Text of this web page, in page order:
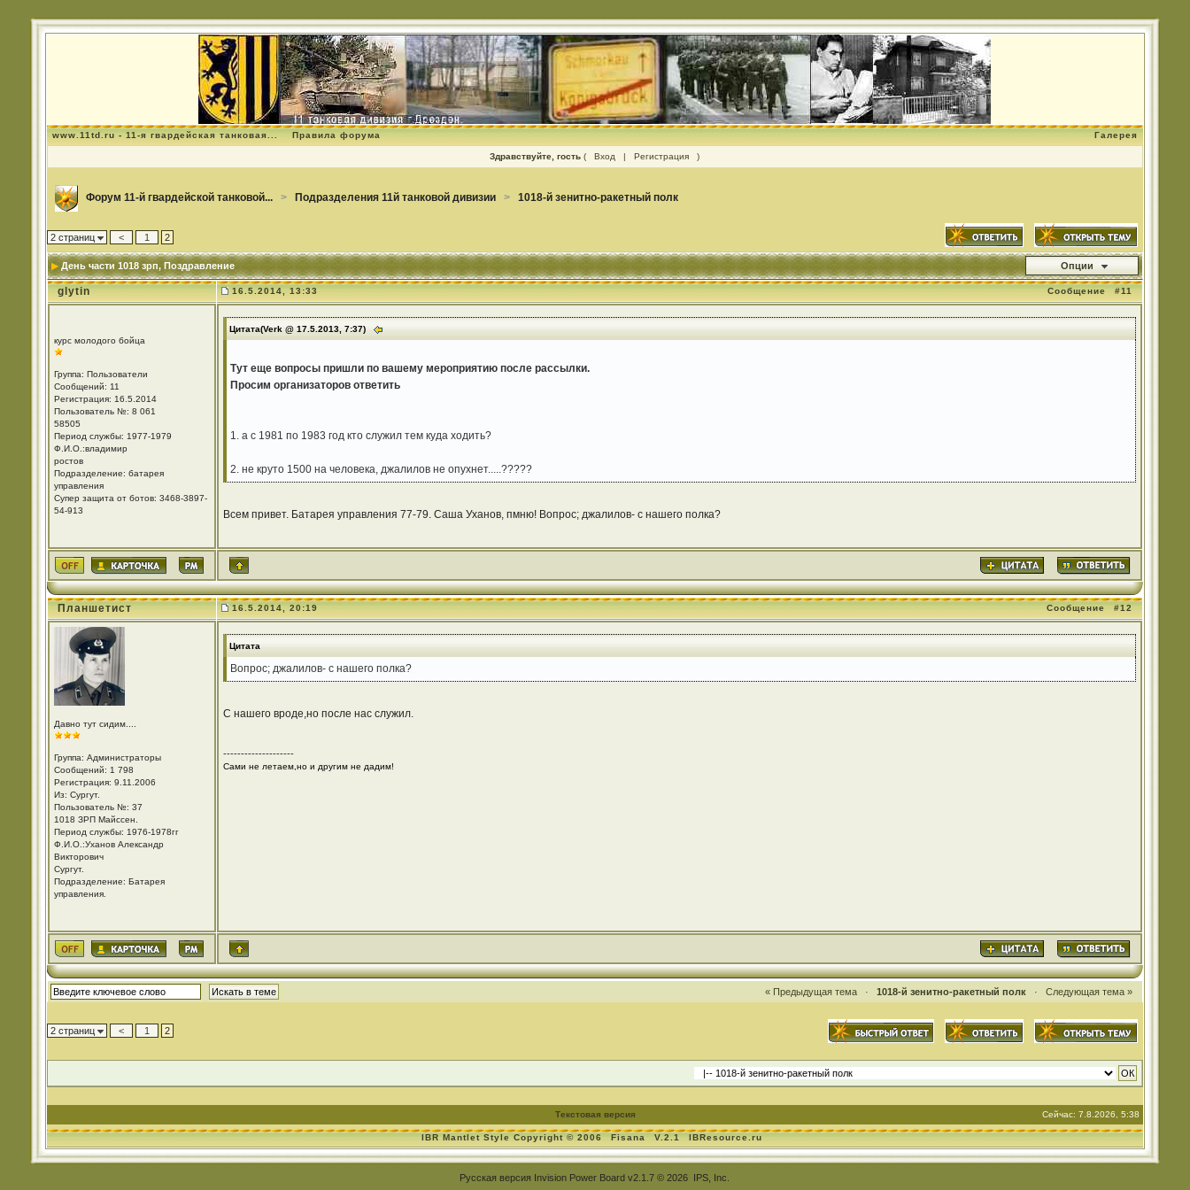
www.11td.ru - 11-я гвардейская танковая... Правила форума Галерея
Здравствуйте, гость ( Вход | Регистрация )
Форум 11-й гвардейской танковой... > Подразделения 11й танковой дивизии > 1018-й зенитно-ракетный полк
2 страниц < 1 2
День части 1018 зрп, Поздравление Опции
glytin 16.5.2014, 13:33 Сообщение #11
курс молодого бойца
Группа: Пользователи
Сообщений: 11
Регистрация: 16.5.2014
Пользователь №: 8 061
58505
Период службы: 1977-1979
Ф.И.О.:владимир
ростов
Подразделение: батарея
управления
Супер защита от ботов: 3468-3897-
54-913
Цитата(Verk @ 17.5.2013, 7:37)
Тут еще вопросы пришли по вашему мероприятию после рассылки.
Просим организаторов ответить
1. а с 1981 по 1983 год кто служил тем куда ходить?
2. не круто 1500 на человека, джалилов не опухнет.....?????
Всем привет. Батарея управления 77-79. Саша Уханов, пмню! Вопрос; джалилов- с нашего полка?
Планшетист 16.5.2014, 20:19 Сообщение #12
Давно тут сидим....
Группа: Администраторы
Сообщений: 1 798
Регистрация: 9.11.2006
Из: Cургут.
Пользователь №: 37
1018 ЗРП Майссен.
Период службы: 1976-1978гг
Ф.И.О.:Уханов Александр
Викторович
Cургут.
Подразделение: Батарея
управления.
Цитата
Вопрос; джалилов- с нашего полка?
С нашего вроде,но после нас служил.
--------------------
Сами не летаем,но и другим не дадим!
« Предыдущая тема · 1018-й зенитно-ракетный полк · Следующая тема »
2 страниц < 1 2
Текстовая версия Сейчас: 7.8.2026, 5:38
IBR Mantlet Style Copyright © 2006 Fisana V.2.1 IBResource.ru
Русская версия Invision Power Board v2.1.7 © 2026 IPS, Inc.